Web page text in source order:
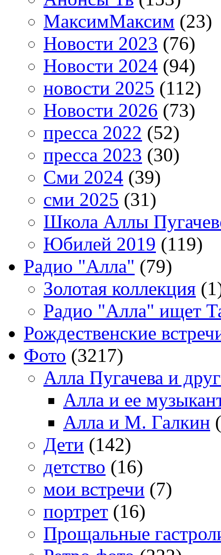
МаксимМаксим (23)
Новости 2023 (76)
Новости 2024 (94)
новости 2025 (112)
Новости 2026 (73)
пресса 2022 (52)
пресса 2023 (30)
Сми 2024 (39)
сми 2025 (31)
Школа Аллы
Юбилей 2019 (119)
Радио "Алла" (79)
Золотая коллекция
Радио "Алла" ищет
Рождественские
Фото (3217)
Алла Пугачева и
Алла и ее
Алла и М. Галкин
Дети (142)
детство (16)
мои встречи (7)
портрет (16)
Прощальные